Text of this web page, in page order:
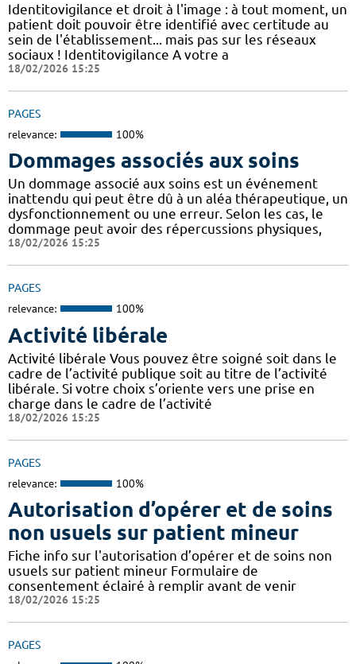
Identitovigilance et droit à l'image : à tout moment, un
patient doit pouvoir être identifié avec certitude au
sein de l'établissement... mais pas sur les réseaux
sociaux ! Identitovigilance A votre a
18/02/2026 15:25
PAGES
relevance: 100%
Dommages associés aux soins
Un dommage associé aux soins est un événement
inattendu qui peut être dû à un aléa thérapeutique, un
dysfonctionnement ou une erreur. Selon les cas, le
dommage peut avoir des répercussions physiques,
18/02/2026 15:25
PAGES
relevance: 100%
Activité libérale
Activité libérale Vous pouvez être soigné soit dans le
cadre de l’activité publique soit au titre de l’activité
libérale. Si votre choix s’oriente vers une prise en
charge dans le cadre de l’activité
18/02/2026 15:25
PAGES
relevance: 100%
Autorisation d’opérer et de soins
non usuels sur patient mineur
Fiche info sur l'autorisation d’opérer et de soins non
usuels sur patient mineur Formulaire de
consentement éclairé à remplir avant de venir
18/02/2026 15:25
PAGES